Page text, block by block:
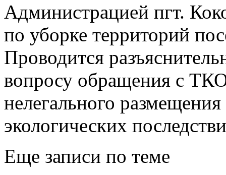
Администрацией пгт.
по уборке территорий
Проводится
вопросу обращения с
нелегального
экологических
Еще записи по теме